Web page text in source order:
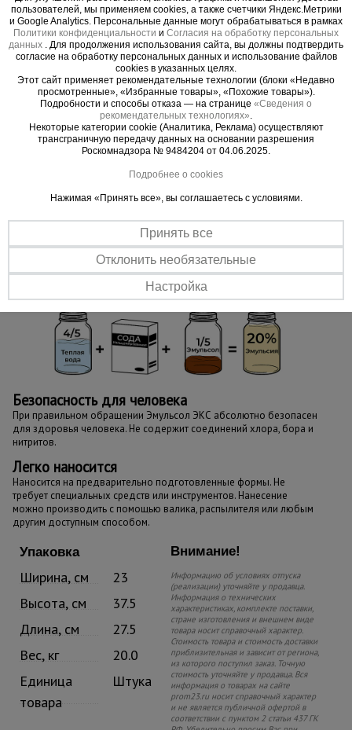
Без дефектов
Применение Эмульсола ЭКС не вызывает появления дефектов и
пятен на поверхностях готовых железобетонных изделий.
Защита поверхностей
Обладает высокой степенью адгезии к металлу. Препятствует
образованию коррозии на стальной опалубке, продлевая ее срок
службы.
Безопасностьдля человека
При правильном обращении Эмульсол ЭКС абсолютно безопасен
для здоровья человека. Не содержит соединений хлора, бора и
нитритов.
Легко наносится
Наносится на предварительно подготовленные формы. Не
требует специальных средств или инструментов. Нанесение
можно производить с помощью валика, распылителя или любым
другим доступным способом.
Упаковка
Ширина, см
23
Высота, см
37.5
Длина, см
27.5
Вес, кг
20.0
Единица
товара
Штука
Внимание!
Информацию об условиях отпуска
(реализации) уточняйте у продавца.
Информация о технических
характеристиках, комплекте поставки,
стране изготовления и внешнем виде
товара носит справочный характер.
Стоимость товара и стоимость доставки
приблизительная и зависит от региона,
из которого поступил заказ. Точную
стоимость уточняйте у продавца. Вся
информация о товарах на сайте
prom23.ru носит справочный характер
и не является публичной офертой в
соответствии с пунктом 2 статьи 437 ГК
пользователей, мы применяем cookies, а также счетчики Яндекс.Метрики
и Google Analytics. Персональные данные могут обрабатываться в рамках
Политики конфиденциальности и Согласия на обработку персональных
данных . Для продолжения использования сайта, вы должны подтвердить
согласие на обработку персональных данных и использование файлов
cookies в указанных целях.
Этот сайт применяет рекомендательные технологии (блоки «Недавно
просмотренные», «Избранные товары», «Похожие товары»).
Подробности и способы отказа — на странице «Сведения о
рекомендательных технологиях».
Некоторые категории cookie (Аналитика, Реклама) осуществляют
трансграничную передачу данных на основании разрешения
Роскомнадзора № 9484204 от 04.06.2025.
Подробнее о cookies
Нажимая «Принять все», вы соглашаетесь с условиями.
Принять все
Отклонить необязательные
Настройка